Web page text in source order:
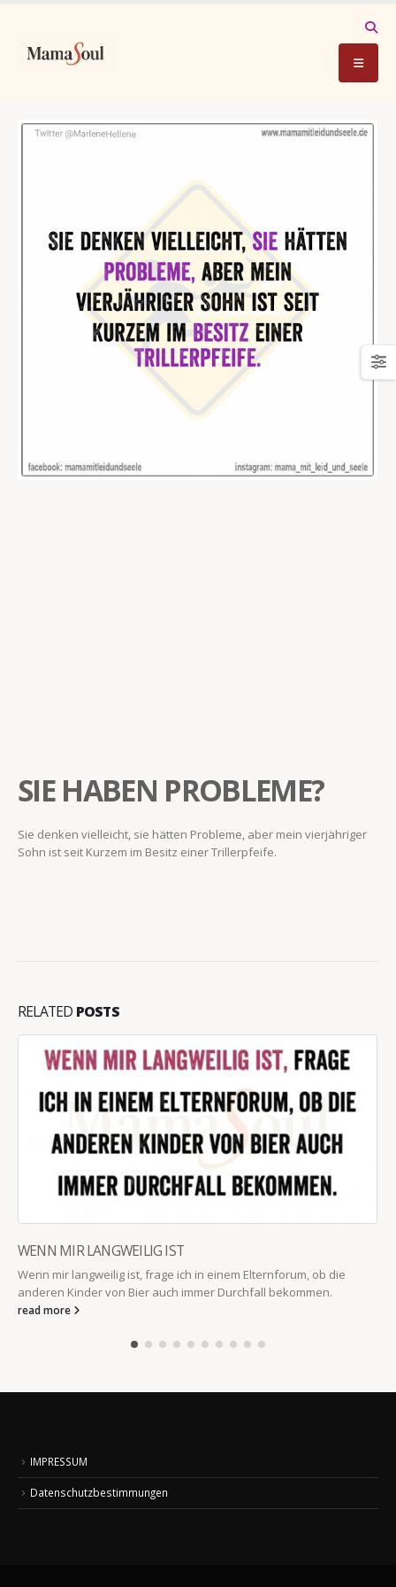
SIE HABEN PROBLEME?
Sie denken vielleicht, sie hätten Probleme, aber mein vierjähriger
Sohn ist seit Kurzem im Besitz einer Trillerpfeife.
RELATED POSTS
WENN MIR LANGWEILIG IST
Wenn mir langweilig ist, frage ich in einem Elternforum, ob die
anderen Kinder von Bier auch immer Durchfall bekommen.
read more
IMPRESSUM
Datenschutzbestimmungen